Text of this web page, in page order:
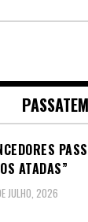
ATADAS”
JULHO, 2026